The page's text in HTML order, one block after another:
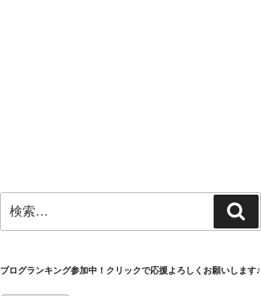
索:
索
ブログランキング参加中！クリックで応援よろしくお願いします♪